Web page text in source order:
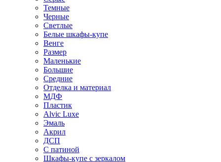
Темные
Черные
Светлые
Белые шкафы-купе
Венге
Размер
Маленькие
Большие
Средние
Отделка и материал
МДФ
Пластик
Alvic Luxe
Эмаль
Акрил
ДСП
С патиной
Шкафы-купе с зеркалом